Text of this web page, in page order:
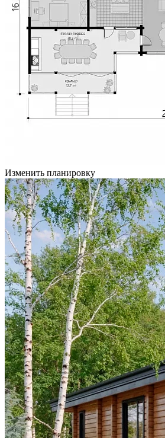
Изменить планировку